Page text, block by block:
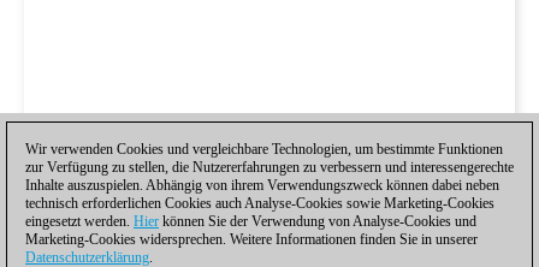
Wir verwenden Cookies und vergleichbare Technologien, um bestimmte Funktionen
zur Verfügung zu stellen, die Nutzererfahrungen zu verbessern und interessengerechte
Inhalte auszuspielen. Abhängig von ihrem Verwendungszweck können dabei neben
technisch erforderlichen Cookies auch Analyse-Cookies sowie Marketing-Cookies
eingesetzt werden. Hier können Sie der Verwendung von Analyse-Cookies und
Marketing-Cookies widersprechen. Weitere Informationen finden Sie in unserer
Datenschutzerklärung.